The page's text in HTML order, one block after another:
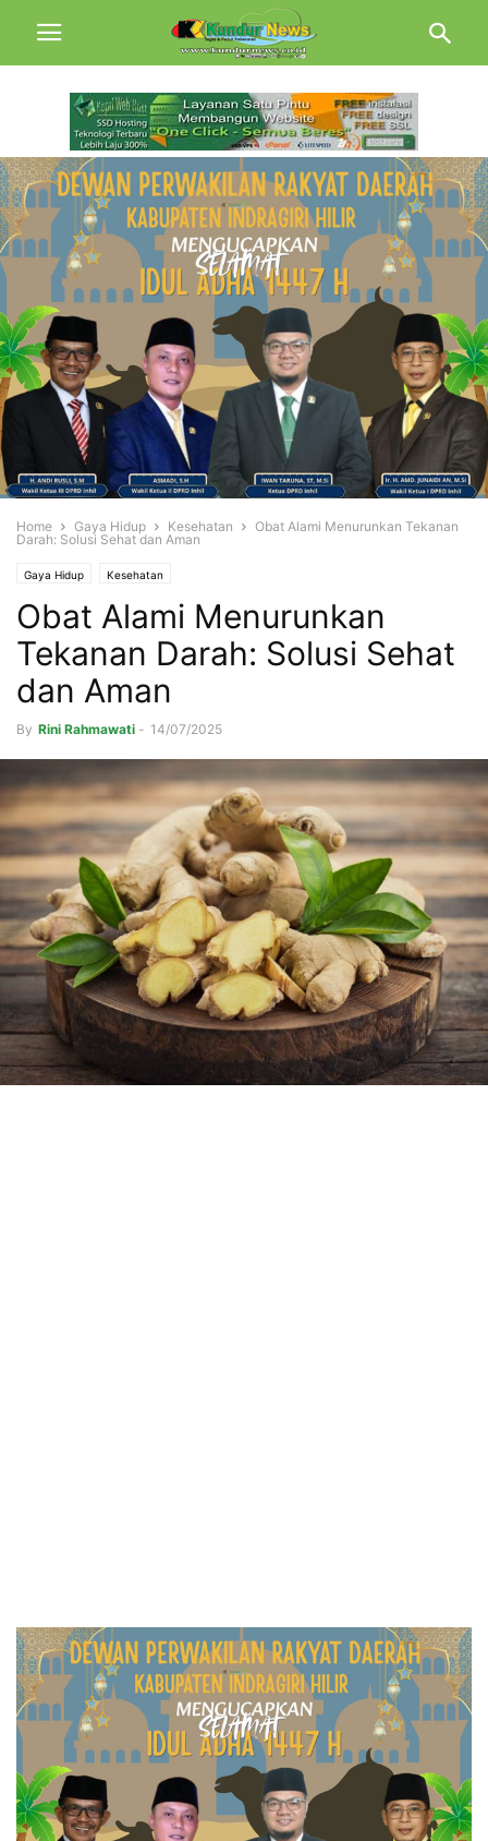
Home Gaya Hidup Kesehatan
Obat Alami Menurunkan Tekanan
Darah: Solusi Sehat dan Aman
Gaya Hidup Kesehatan
Obat Alami Menurunkan
Tekanan Darah: Solusi Sehat
dan Aman
By Rini Rahmawati - 14/07/2025